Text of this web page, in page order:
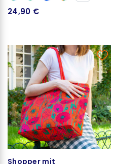
24,90 €
Shopper mit